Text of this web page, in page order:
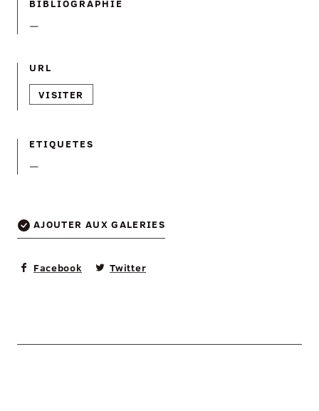
BIBLIOGRAPHIE
—
URL
VISITER
ETIQUETES
—
AJOUTER AUX GALERIES
Facebook Twitter